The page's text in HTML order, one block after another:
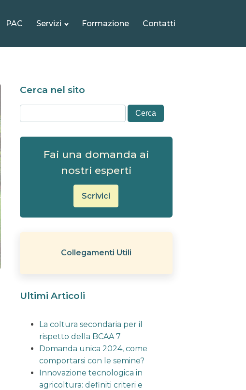
PAC Servizi Formazione Contatti
Cerca nel sito
Fai una domanda ai
nostri esperti
Scrivici
Collegamenti Utili
Ultimi Articoli
La coltura secondaria per il
rispetto della BCAA 7
Domanda unica 2024, come
comportarsi con le semine?
Innovazione tecnologica in
agricoltura: definiti criteri e